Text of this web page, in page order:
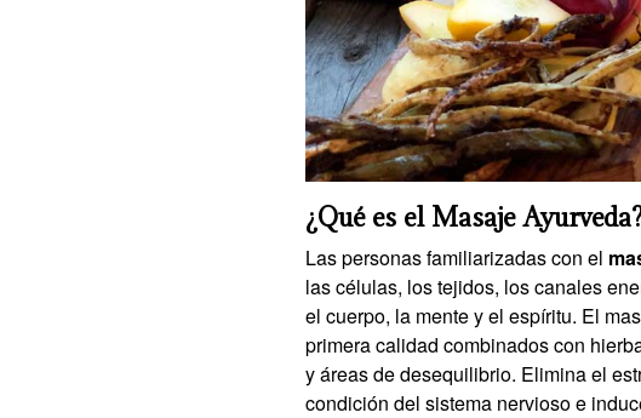
¿Qué es el Masaje
Las personas familiarizadas con el
las células, los tejidos, los canales
el cuerpo, la mente y el espíritu. El
primera calidad combinados con
y áreas de desequilibrio. Elimina el
condición del sistema nervioso e